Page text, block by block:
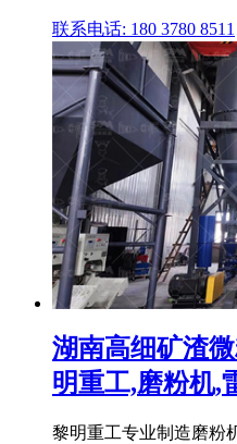
联系电话: 180 3780 8511
湖南高细矿渣
明重工,磨粉机,
黎明重工专业制造磨粉